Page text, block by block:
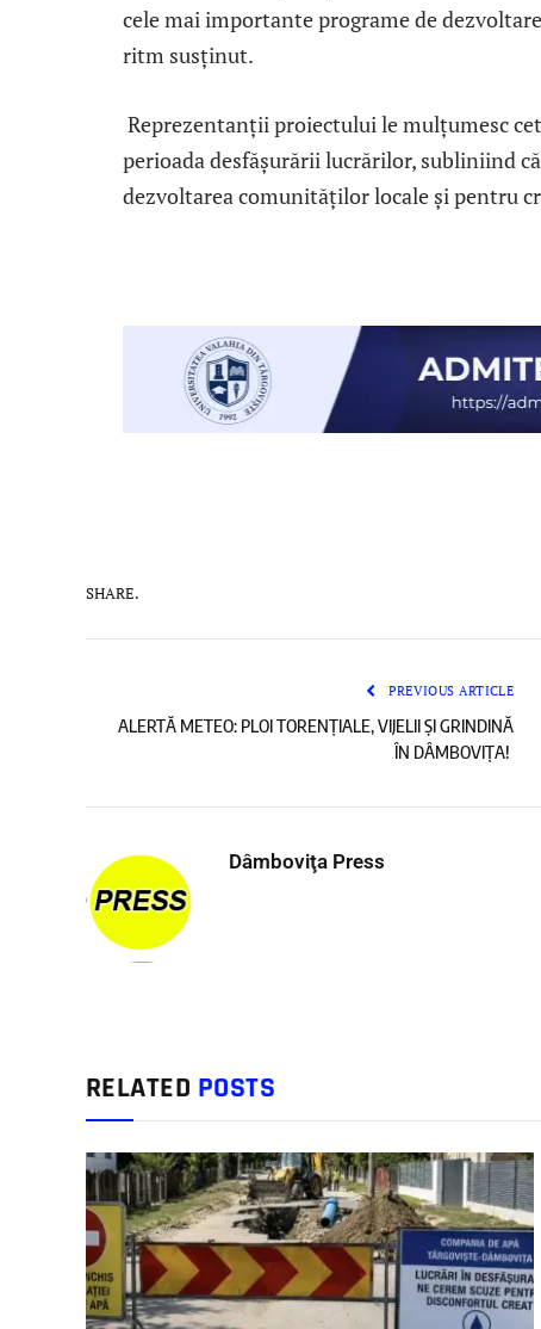
cele mai importante programe de
ritm susținut.
Reprezentanții proiectului le mulțumesc
perioada desfășurării lucrărilor, subliniind
dezvoltarea comunităților locale și pentru
SHARE.
PREVIOUS ARTICLE
ALERTĂ METEO: PLOI TORENȚIALE, VIJELII ȘI GRINDINĂ
ÎN DÂMBOVIȚA!
Dâmboviţa Press
RELATED POSTS